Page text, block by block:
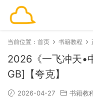
当前位置： 首页 书籍教程
2026《一飞冲天•
GB]【夸克】
2026-04-27 书籍教